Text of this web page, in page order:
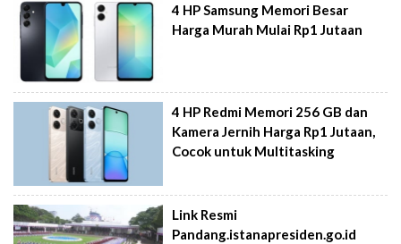
4 HP Samsung Memori Besar
Harga Murah Mulai Rp1 Jutaan
4 HP Redmi Memori 256 GB dan
Kamera Jernih Harga Rp1 Jutaan,
Cocok untuk Multitasking
Link Resmi
Pandang.istanapresiden.go.id